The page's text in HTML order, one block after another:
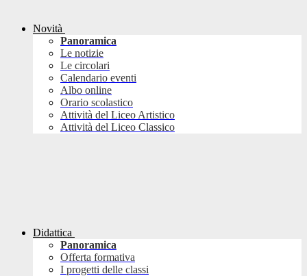
Novità
Panoramica
Le notizie
Le circolari
Calendario eventi
Albo online
Orario scolastico
Attività del Liceo Artistico
Attività del Liceo Classico
Didattica
Panoramica
Offerta formativa
I progetti delle classi